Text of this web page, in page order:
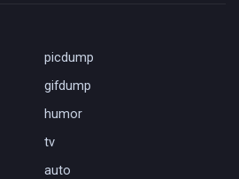
picdump
gifdump
humor
tv
auto